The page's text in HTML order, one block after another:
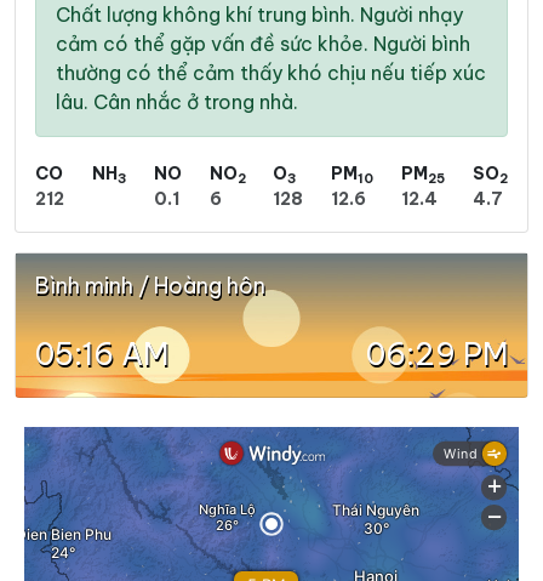
Chất lượng không khí trung bình. Người nhạy
cảm có thể gặp vấn đề sức khỏe. Người bình
thường có thể cảm thấy khó chịu nếu tiếp xúc
lâu. Cân nhắc ở trong nhà.
CO
212
NH3
NO
0.1
NO2
6
O3
128
PM10
12.6
PM25
12.4
SO2
4.7
Bình minh / Hoàng hôn
05:16 AM 06:29 PM